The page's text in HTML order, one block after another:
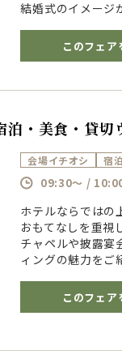
結婚式のイメージ
このフェア
・美食・貸切
会場イチオシ 宿
09:30～ /
ホテルならではの
おもてなしを重視
チャペルや披露宴
ィングの魅力をご
このフェア